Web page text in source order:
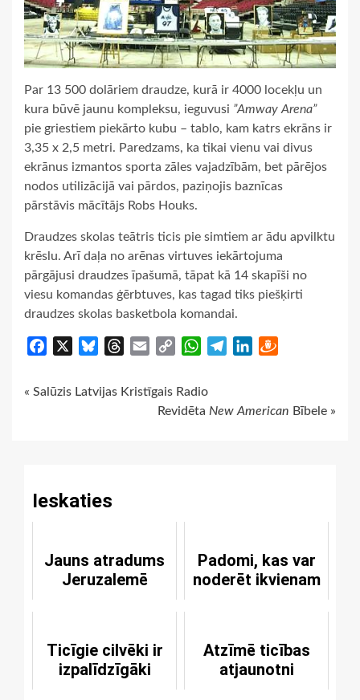
Par 13 500 dolāriem draudze, kurā ir 4000 locekļu un
kura būvē jaunu kompleksu, ieguvusi ”Amway Arena”
pie griestiem piekārto kubu – tablo, kam katrs ekrāns ir
3,35 x 2,5 metri. Paredzams, ka tikai vienu vai divus
ekrānus izmantos sporta zāles vajadzībām, bet pārējos
nodos utilizācijā vai pārdos, paziņojis baznīcas
pārstāvis mācītājs Robs Houks.
Draudzes skolas teātris ticis pie simtiem ar ādu apvilktu
krēslu. Arī daļa no arēnas virtuves iekārtojuma
pārgājusi draudzes īpašumā, tāpat kā 14 skapīši no
viesu komandas ģērbtuves, kas tagad tiks piešķirti
draudzes skolas basketbola komandai.
Facebook BlueskyThreads
Email
Copy
WhatsApp
TelegramLinkedIn
Continue
« Salūzis Latvijas Kristīgais Radio
Revidēta New American Bībele »
Ieskaties
Jauns atradums
Jeruzalemē
Padomi, kas var
noderēt ikvienam
Ticīgie cilvēki ir
izpalīdzīgāki
Atzīmē ticības
atjaunotni